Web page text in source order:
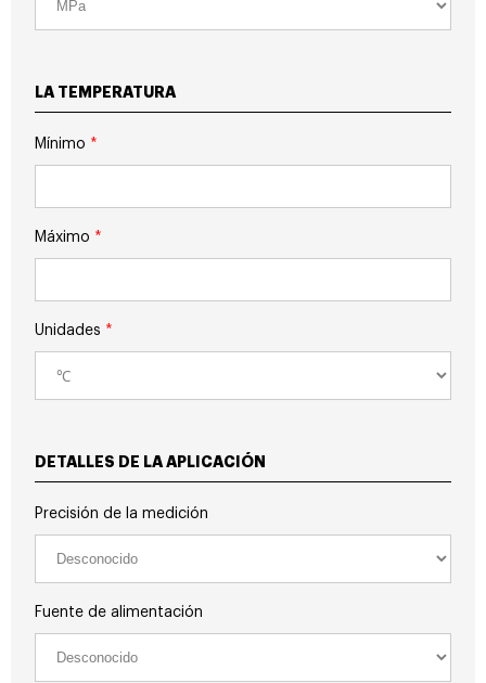
LA TEMPERATURA
Mínimo *
Máximo *
Unidades *
DETALLES DE LA APLICACIÓN
Precisión de la medición
Fuente de alimentación